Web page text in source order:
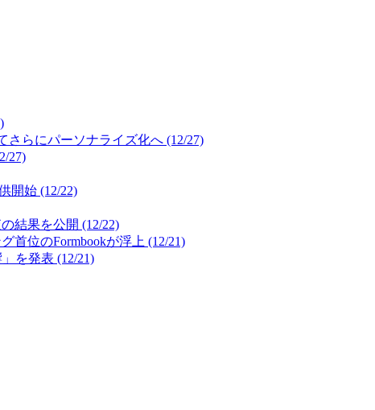
らにパーソナライズ化へ (12/27)
27)
開始 (12/22)
結果を公開 (12/22)
位のFormbookが浮上 (12/21)
を発表 (12/21)